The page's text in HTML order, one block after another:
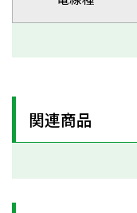
関連商品